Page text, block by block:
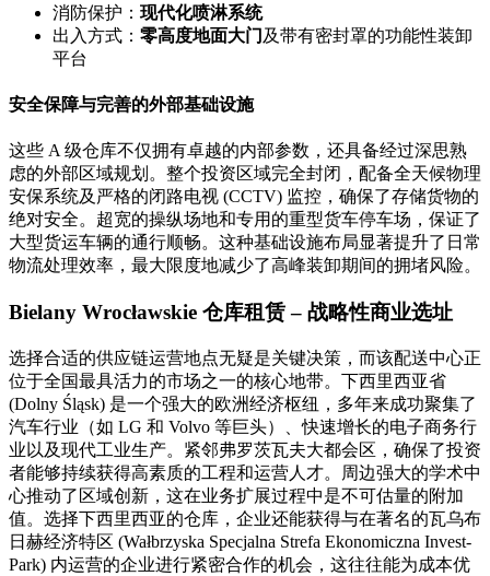
消防保护： 现代化喷淋系统
出入方式： 零高度地面大门 及带有密封罩的功能性装卸
平台
安全保障与完善的外部基础设施
这些 A 级仓库不仅拥有卓越的内部参数，还具备经过深思熟
虑的外部区域规划。整个投资区域完全封闭，配备全天候物理
安保系统及严格的闭路电视 (CCTV) 监控，确保了存储货物的
绝对安全。超宽的操纵场地和专用的重型货车停车场，保证了
大型货运车辆的通行顺畅。这种基础设施布局显著提升了日常
物流处理效率，最大限度地减少了高峰装卸期间的拥堵风险。
Bielany Wrocławskie 仓库租赁 – 战略性商业选址
选择合适的供应链运营地点无疑是关键决策，而该配送中心正
位于全国最具活力的市场之一的核心地带。下西里西亚省
(Dolny Śląsk) 是一个强大的欧洲经济枢纽，多年来成功聚集了
汽车行业（如 LG 和 Volvo 等巨头）、快速增长的电子商务行
业以及现代工业生产。紧邻弗罗茨瓦夫大都会区，确保了投资
者能够持续获得高素质的工程和运营人才。周边强大的学术中
心推动了区域创新，这在业务扩展过程中是不可估量的附加
值。选择下西里西亚的仓库，企业还能获得与在著名的瓦乌布
日赫经济特区 (Wałbrzyska Specjalna Strefa Ekonomiczna Invest-
Park) 内运营的企业进行紧密合作的机会，这往往能为成本优